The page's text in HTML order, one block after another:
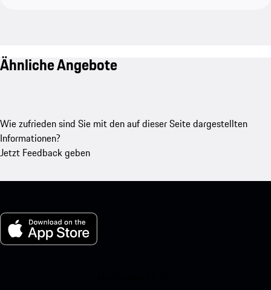
Ähnliche Angebote
Wie zufrieden sind Sie mit den auf dieser Seite dargestellten
Informationen?
Jetzt Feedback geben